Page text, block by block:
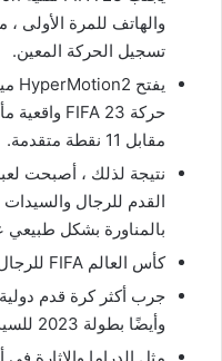
والهاتف للمرة الأولى
تسجيل الحركة المعين.
مقابل 11 نقطة متقدمة.
القدم للرجال
بالمناورة بشكل
كأس العالم FIFA للرجال والسيدات.
وأيضًا بطولة 2023 للسيدات في أستراليا ونيوزيلندا.